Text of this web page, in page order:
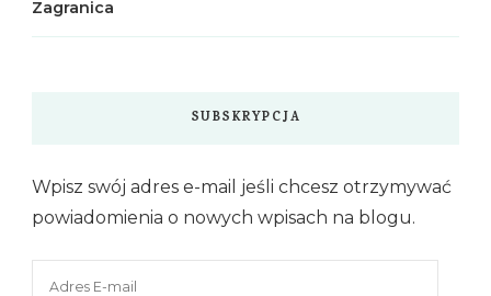
Zagranica
SUBSKRYPCJA
Wpisz swój adres e-mail jeśli chcesz otrzymywać
powiadomienia o nowych wpisach na blogu.